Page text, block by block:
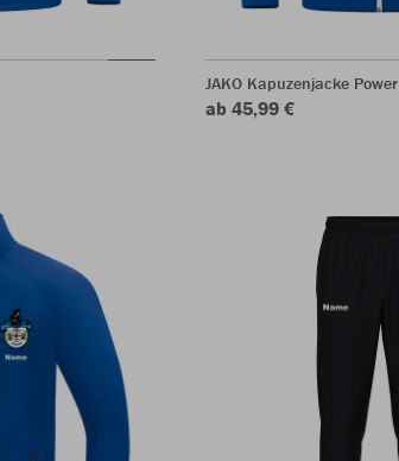
JAKO Kapuzenjacke Power
ab 45,99 €